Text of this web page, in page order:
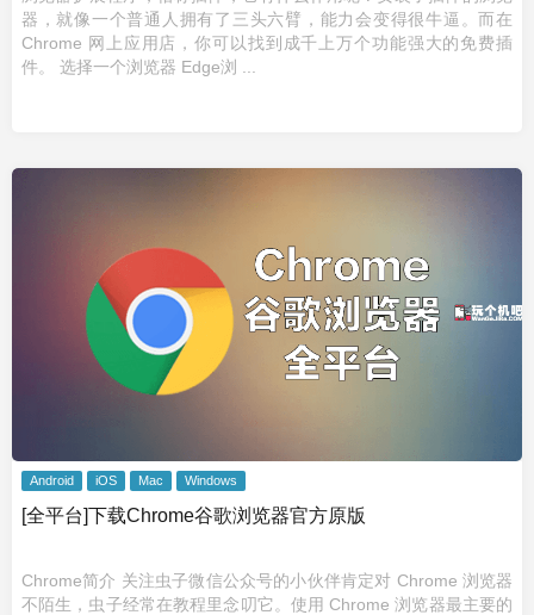
器，就像一个普通人拥有了三头六臂，能力会变得很牛逼。而在
Chrome 网上应用店，你可以找到成千上万个功能强大的免费插
件。 选择一个浏览器 Edge浏 ...
Android iOS Mac Windows
[全平台]下载Chrome谷歌浏览器官方原版
Chrome简介 关注虫子微信公众号的小伙伴肯定对 Chrome 浏览器
不陌生，虫子经常在教程里念叨它。使用 Chrome 浏览器最主要的